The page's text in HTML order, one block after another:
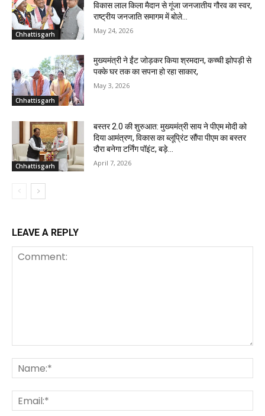
Chhattisgarh
विकास लाल किला मैदान से गूंजा जनजातीय गौरव का स्वर,
राष्ट्रीय जनजाति समागम में बोले...
May 24, 2026
Chhattisgarh
मुख्यमंत्री ने ईंट जोड़कर किया श्रमदान, कच्ची झोपड़ी से
पक्के घर तक का सपना हो रहा साकार,
May 3, 2026
Chhattisgarh
बस्तर 2.0 की शुरुआत: मुख्यमंत्री साय ने पीएम मोदी को
दिया आमंत्रण, विकास का ब्लूप्रिंट सौंपा पीएम का बस्तर
दौरा बनेगा टर्निंग पॉइंट, बड़े...
April 7, 2026
LEAVE A REPLY